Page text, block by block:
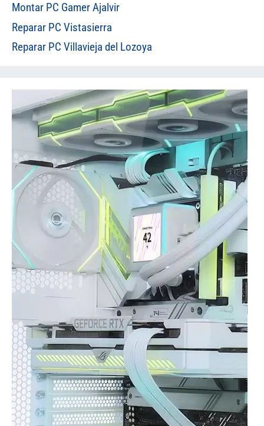
Montar PC Gamer Ajalvir
Reparar PC Vistasierra
Reparar PC Villavieja del Lozoya